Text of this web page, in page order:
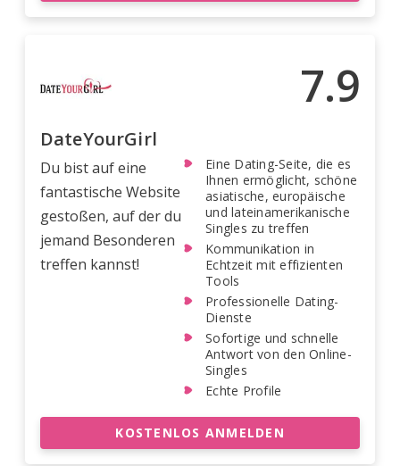
7.9
DateYourGirl
Du bist auf eine
fantastische Website
gestoßen, auf der du
jemand Besonderen
treffen kannst!
Eine Dating-Seite, die es
Ihnen ermöglicht, schöne
asiatische, europäische
und lateinamerikanische
Singles zu treffen
Kommunikation in
Echtzeit mit effizienten
Tools
Professionelle Dating-
Dienste
Sofortige und schnelle
Antwort von den Online-
Singles
Echte Profile
KOSTENLOS ANMELDEN